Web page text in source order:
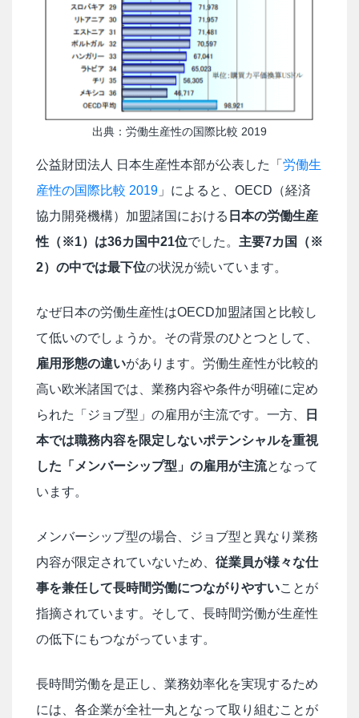
出典：労働生産性の国際比較 2019
公益財団法人 日本生産性本部が公表した「 労働生
産性の国際比較 2019 」によると、OECD（経済
協力開発機構）加盟諸国における 日本の労働生産
性（※1）は36カ国中21位でした。 主要7カ国（※
2）の中では最下位の状況が続いています。
なぜ日本の労働生産性はOECD加盟諸国と比較し
て低いのでしょうか。その背景のひとつとして、
雇用形態の違いがあります。労働生産性が比較的
高い欧米諸国では、業務内容や条件が明確に定め
られた「ジョブ型」の雇用が主流です。一方、
日
本では職務内容を限定しないポテンシャルを重視
した「メンバーシップ型」の雇用が主流となって
います。
メンバーシップ型の場合、ジョブ型と異なり業務
内容が限定されていないため、 従業員が様々な仕
事を兼任して長時間労働につながりやすいことが
指摘されています。そして、長時間労働が生産性
の低下にもつながっています。
長時間労働を是正し、業務効率化を実現するため
には、各企業が全社一丸となって取り組むことが